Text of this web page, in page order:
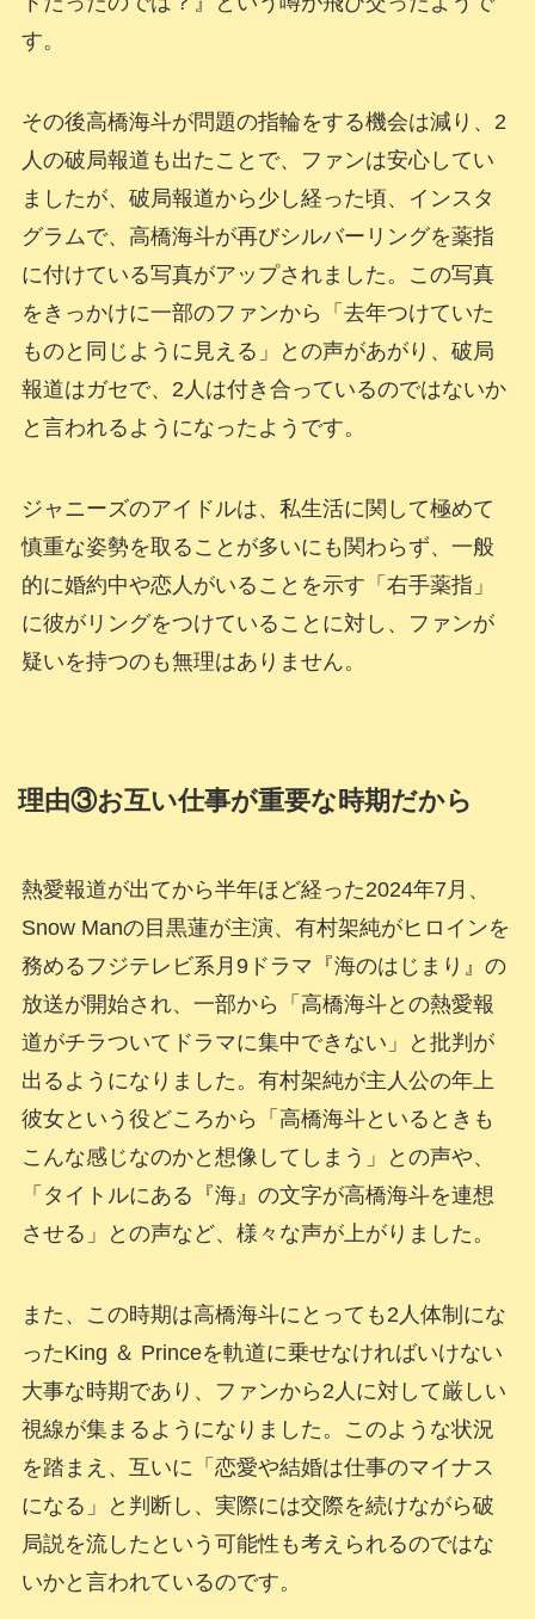
す。
その後高橋海斗が問題の指輪をする機会は減り、2
人の破局報道も出たことで、ファンは安心してい
ましたが、破局報道から少し経った頃、インスタ
グラムで、高橋海斗が再びシルバーリングを薬指
に付けている写真がアップされました。この写真
をきっかけに一部のファンから「去年つけていた
ものと同じように見える」との声があがり、破局
報道はガセで、2人は付き合っているのではないか
と言われるようになったようです。
ジャニーズのアイドルは、私生活に関して極めて
慎重な姿勢を取ることが多いにも関わらず、一般
的に婚約中や恋人がいることを示す「右手薬指」
に彼がリングをつけていることに対し、ファンが
疑いを持つのも無理はありません。
理由③お互い仕事が重要な時期だから
熱愛報道が出てから半年ほど経った2024年7月、
Snow Manの目黒蓮が主演、有村架純がヒロインを
務めるフジテレビ系月9ドラマ『海のはじまり』の
放送が開始され、一部から「高橋海斗との熱愛報
道がチラついてドラマに集中できない」と批判が
出るようになりました。有村架純が主人公の年上
彼女という役どころから「高橋海斗といるときも
こんな感じなのかと想像してしまう」との声や、
「タイトルにある『海』の文字が高橋海斗を連想
させる」との声など、様々な声が上がりました。
また、この時期は高橋海斗にとっても2人体制にな
ったKing ＆ Princeを軌道に乗せなければいけない
大事な時期であり、ファンから2人に対して厳しい
視線が集まるようになりました。このような状況
を踏まえ、互いに「恋愛や結婚は仕事のマイナス
になる」と判断し、実際には交際を続けながら破
局説を流したという可能性も考えられるのではな
いかと言われているのです。